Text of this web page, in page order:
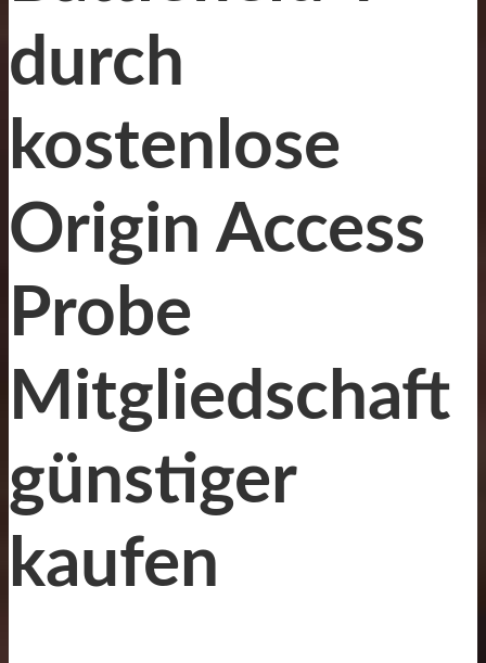
durch
kostenlose
Origin Access
Probe
Mitgliedschaft
günstiger
kaufen